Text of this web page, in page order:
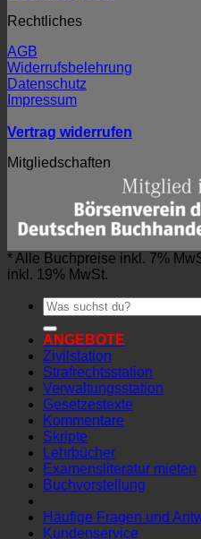
Rechtliches
AGB
Widerrufsbelehrung
Datenschutz
Impressum
Vertrag widerrufen
Mitgliedschaften
* Alle Buchpreise inkl. 7%
inkl. 19% MwSt.
Suchen
nach:
ANGEBOTE
Zivilstation
Strafrechtsstation
Verwaltungsstation
Gesetzestexte
Kommentare
Skripte
Lehrbücher
Examensliteratur mieten
Buchvorstellung
Häufige Fragen und
Kundenservice